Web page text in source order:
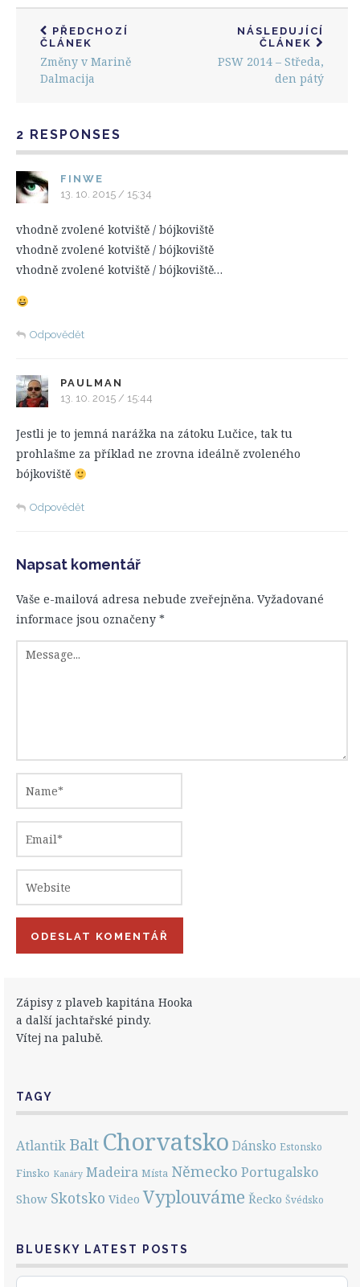
PŘEDCHOZÍ
ČLÁNEK
Změny v Marině
Dalmacija
NÁSLEDUJÍCÍ
ČLÁNEK
PSW 2014 – Středa,
den pátý
2 RESPONSES
FINWE
13. 10. 2015 / 15:34
vhodně zvolené kotviště / bójkoviště
vhodně zvolené kotviště / bójkoviště
vhodně zvolené kotviště / bójkoviště…
Odpovědět
PAULMAN
13. 10. 2015 / 15:44
Jestli je to jemná narážka na zátoku Lučice, tak tu
prohlašme za příklad ne zrovna ideálně zvoleného
bójkoviště
Odpovědět
Napsat komentář
Vaše e-mailová adresa nebude zveřejněna. Vyžadované
informace jsou označeny *
Zápisy z plaveb kapitána Hooka
a další jachtařské pindy.
Vítej na palubě.
TAGY
Atlantik Balt Chorvatsko Dánsko Estonsko
Finsko Kanáry Madeira Místa Německo Portugalsko
Show Skotsko Video Vyplouváme Řecko Švédsko
BLUESKY LATEST POSTS